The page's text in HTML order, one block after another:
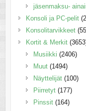
jäsenmaksu-
Konsoli ja PC-pelit
Konsolitarvikkeet
Kortit & Merkit
Musiikki (2406)
Muut (1494)
Näyttelijät (100)
Piirretyt (177)
Pinssit (164)